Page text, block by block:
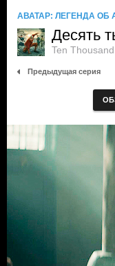
АВАТАР: ЛЕГЕНДА ОБ
Десять
Ten
Предыдущая серия